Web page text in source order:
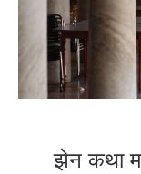
झेन कथा